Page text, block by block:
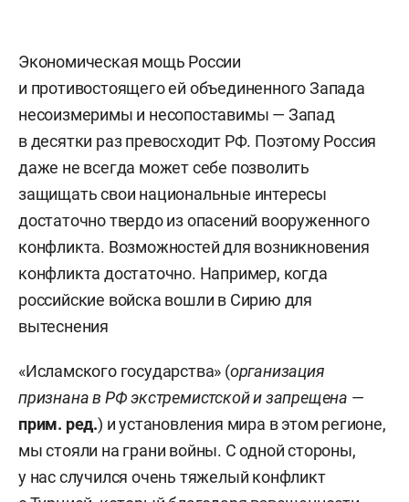
Экономическая мощь России
и противостоящего ей объединенного Запада
несоизмеримы и несопоставимы — Запад
в десятки раз превосходит РФ. Поэтому Россия
даже не всегда может себе позволить
защищать свои национальные интересы
достаточно твердо из опасений вооруженного
конфликта. Возможностей для возникновения
конфликта достаточно. Например, когда
российские войска вошли в Сирию для
вытеснения
«Исламского государства» (организация
признана в РФ экстремистской и запрещена —
прим. ред.) и установления мира в этом регионе,
мы стояли на грани войны. С одной стороны,
у нас случился очень тяжелый конфликт